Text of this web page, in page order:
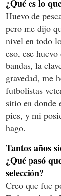
¿Qué es lo
Huevo de
pero me dijo
nivel en todo
eso, ese
bandas, la
gravedad, me
futbolistas
sitio en donde
pies, y mi
hago.
Tantos años
¿Qué pasó
selección?
Creo que fue